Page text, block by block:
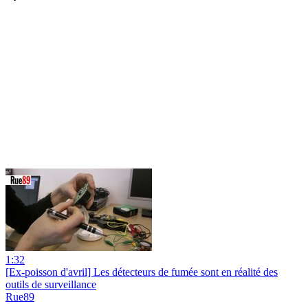
1:32
[Ex-poisson d'avril] Les détecteurs de fumée sont en réalité des
outils de surveillance
Rue89